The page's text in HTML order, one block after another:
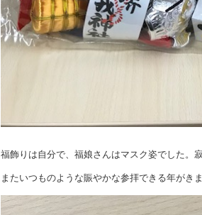
福飾りは自分で、福娘さんはマスク姿でした。
またいつものような賑やかな参拝できる年がき